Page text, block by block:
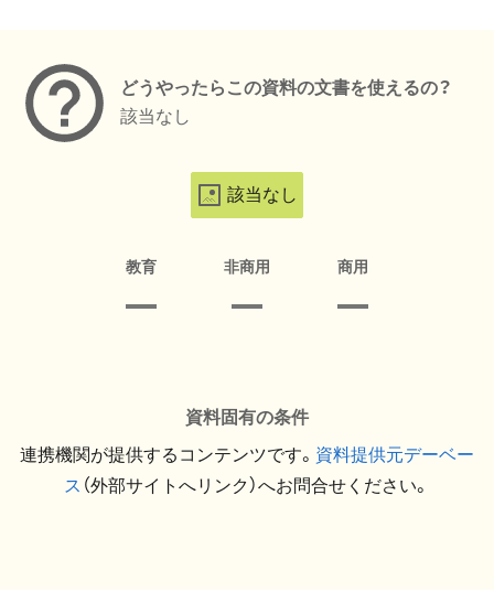
どうやったらこの資料の文書を使えるの？
該当なし
該当なし
教育 非商用 商用
資料固有の条件
連携機関が提供するコンテンツです。 資料提供元デーベー
ス （外部サイトへリンク）へお問合せください。